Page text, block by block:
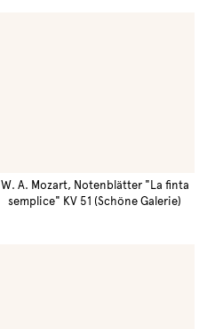
W. A. Mozart, Notenblätter "La finta
semplice" KV 51 (Schöne Galerie)